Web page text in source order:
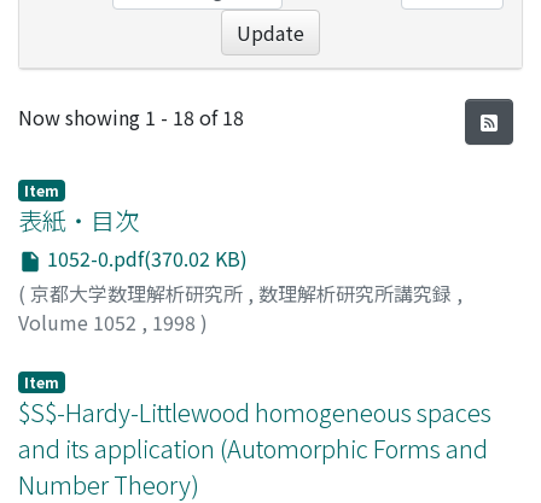
Update
Recent Submissions
Now showing 1 - 18 of 18
Item
表紙・目次
1052-0.pdf(370.02 KB)
( 京都大学数理解析研究所 , 数理解析研究所講究録 ,
Volume 1052 , 1998 )
Item
$S$-Hardy-Littlewood homogeneous spaces
and its application (Automorphic Forms and
Number Theory)